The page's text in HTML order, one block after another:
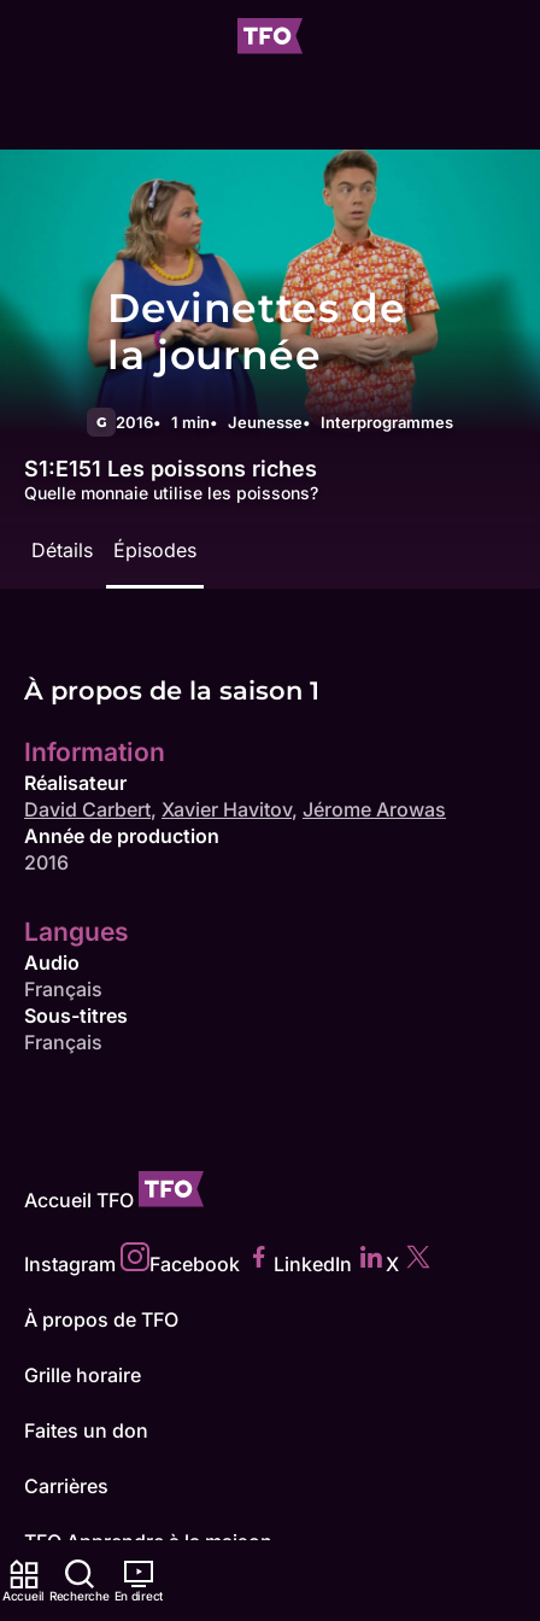
Accueil Recherche En direct
Devinettes de
la journée
G 2016 1 min Jeunesse Interprogrammes
S1:E151 Les poissons riches
Quelle monnaie utilise les poissons?
Détails Épisodes
À propos de la saison 1
Information
Réalisateur
David Carbert, Xavier Havitov, Jérome Arowas
Année de production
2016
Langues
Audio
Français
Sous-titres
Français
Accueil TFO
Instagram Facebook LinkedIn X
À propos de TFO
Grille horaire
Faites un don
Carrières
TFO Apprendre à la maison
Comment nous capter